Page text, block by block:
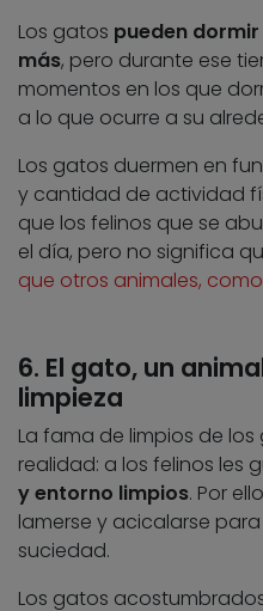
Los gatos pueden dormir
más, pero durante ese
momentos en los que
a lo que ocurre a su
Los gatos duermen en
y cantidad de actividad
que los felinos que se
el día, pero no significa
que otros animales,
6. El gato, un
limpieza
La fama de limpios de
realidad: a los felinos les
y entorno limpios. Por
lamerse y acicalarse
suciedad.
Los gatos